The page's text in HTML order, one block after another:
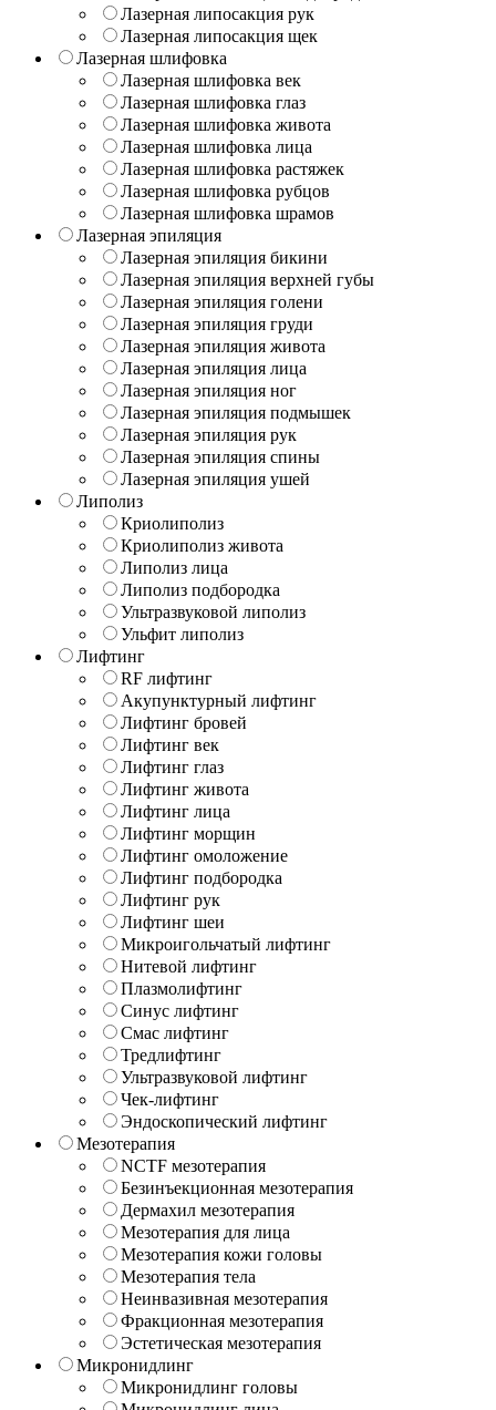
Лазерная липосакция рук
Лазерная липосакция щек
Лазерная шлифовка
Лазерная шлифовка век
Лазерная шлифовка глаз
Лазерная шлифовка живота
Лазерная шлифовка лица
Лазерная шлифовка растяжек
Лазерная шлифовка рубцов
Лазерная шлифовка шрамов
Лазерная эпиляция
Лазерная эпиляция бикини
Лазерная эпиляция верхней губы
Лазерная эпиляция голени
Лазерная эпиляция груди
Лазерная эпиляция живота
Лазерная эпиляция лица
Лазерная эпиляция ног
Лазерная эпиляция подмышек
Лазерная эпиляция рук
Лазерная эпиляция спины
Лазерная эпиляция ушей
Липолиз
Криолиполиз
Криолиполиз живота
Липолиз лица
Липолиз подбородка
Ультразвуковой липолиз
Ульфит липолиз
Лифтинг
RF лифтинг
Акупунктурный лифтинг
Лифтинг бровей
Лифтинг век
Лифтинг глаз
Лифтинг живота
Лифтинг лица
Лифтинг морщин
Лифтинг омоложение
Лифтинг подбородка
Лифтинг рук
Лифтинг шеи
Микроигольчатый лифтинг
Нитевой лифтинг
Плазмолифтинг
Синус лифтинг
Смас лифтинг
Тредлифтинг
Ультразвуковой лифтинг
Чек-лифтинг
Эндоскопический лифтинг
Мезотерапия
NCTF мезотерапия
Безинъекционная мезотерапия
Дермахил мезотерапия
Мезотерапия для лица
Мезотерапия кожи головы
Мезотерапия тела
Неинвазивная мезотерапия
Фракционная мезотерапия
Эстетическая мезотерапия
Микронидлинг
Микронидлинг головы